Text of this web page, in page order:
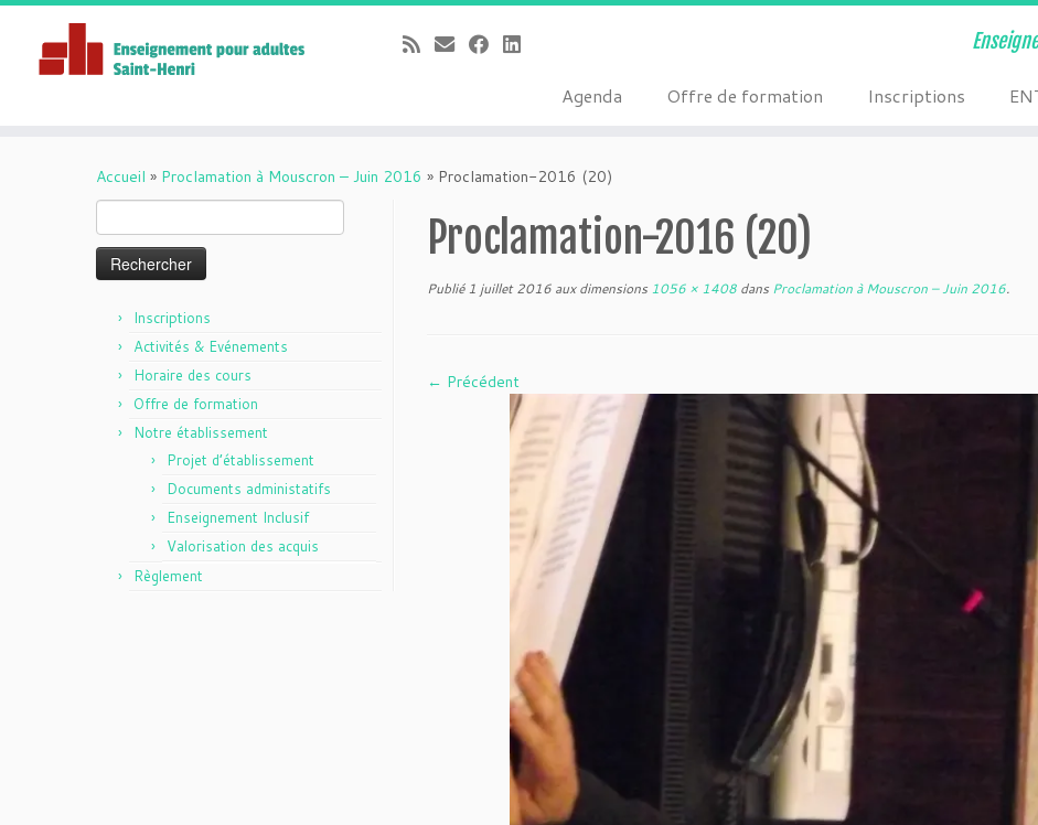
Agenda Offre de formation Inscriptions
Accueil » Proclamation à Mouscron – Juin 2016 » Proclamation-2016 (20)
Inscriptions
Activités & Evénements
Horaire des cours
Offre de formation
Notre établissement
Projet d’établissement
Documents administatifs
Enseignement Inclusif
Valorisation des acquis
Règlement
Proclamation-2016 (20)
Publié 1 juillet 2016 aux dimensions 1056 × 1408 dans Proclamation à Mouscron – Juin 2016.
← Précédent